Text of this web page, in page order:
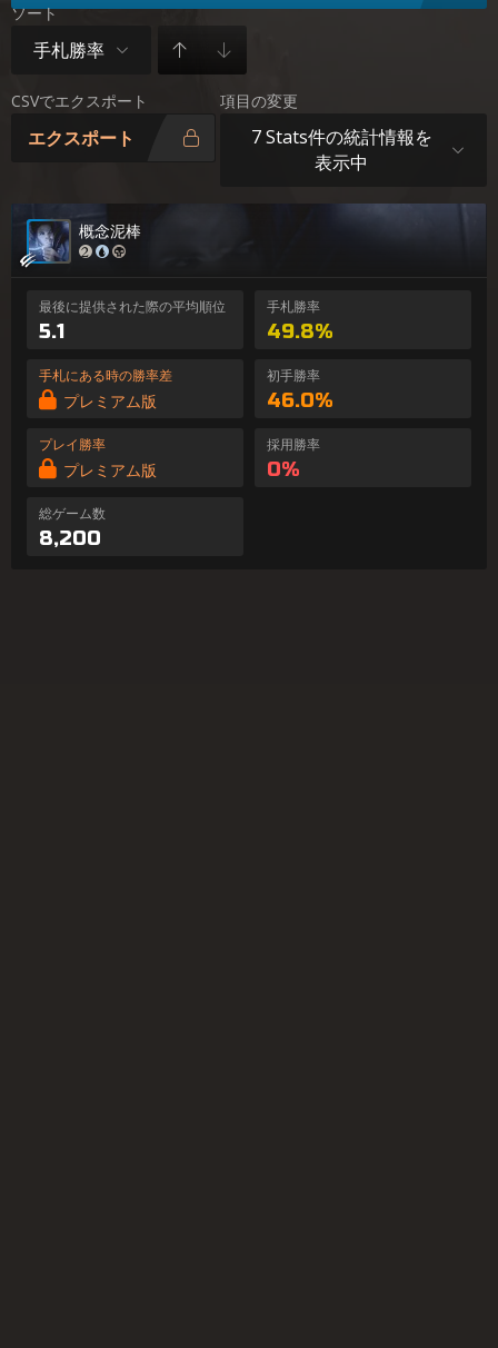
ソート
手札勝率
CSVでエクスポート
エクスポート
項目の変更
7 Stats件の統計情報を
表示中
概念泥棒
最後に提供された際の平均順位
5.1
手札勝率
49.8%
手札にある時の勝率差
プレミアム版
初手勝率
46.0%
プレイ勝率
プレミアム版
採用勝率
0%
総ゲーム数
8,200